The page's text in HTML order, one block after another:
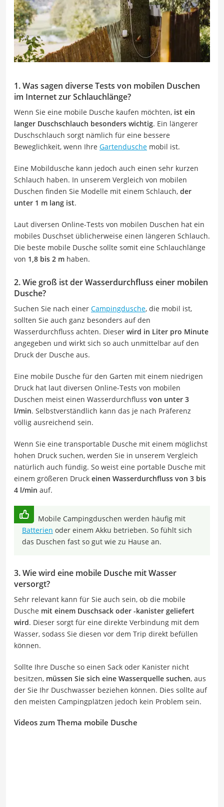
1. Was sagen diverse Tests von mobilen Duschen
im Internet zur Schlauchlänge?
Wenn Sie eine mobile Dusche kaufen möchten, ist ein
langer Duschschlauch besonders wichtig. Ein längerer
Duschschlauch sorgt nämlich für eine bessere
Beweglichkeit, wenn Ihre Gartendusche mobil ist.
Eine Mobildusche kann jedoch auch einen sehr kurzen
Schlauch haben. In unserem Vergleich von mobilen
Duschen finden Sie Modelle mit einem Schlauch, der
unter 1 m lang ist.
Laut diversen Online-Tests von mobilen Duschen hat ein
mobiles Duschset üblicherweise einen längeren Schlauch.
Die beste mobile Dusche sollte somit eine Schlauchlänge
von 1,8 bis 2 m haben.
2. Wie groß ist der Wasserdurchfluss einer mobilen
Dusche?
Suchen Sie nach einer Campingdusche, die mobil ist,
sollten Sie auch ganz besonders auf den
Wasserdurchfluss achten. Dieser wird in Liter pro Minute
angegeben und wirkt sich so auch unmittelbar auf den
Druck der Dusche aus.
Eine mobile Dusche für den Garten mit einem niedrigen
Druck hat laut diversen Online-Tests von mobilen
Duschen meist einen Wasserdurchfluss von unter 3
l/min. Selbstverständlich kann das je nach Präferenz
völlig ausreichend sein.
Wenn Sie eine transportable Dusche mit einem möglichst
hohen Druck suchen, werden Sie in unserem Vergleich
natürlich auch fündig. So weist eine portable Dusche mit
einem größeren Druck einen Wasserdurchfluss von 3 bis
4 l/min auf.
Mobile Campingduschen werden häufig mit
Batterien oder einem Akku betrieben. So fühlt sich
das Duschen fast so gut wie zu Hause an.
3. Wie wird eine mobile Dusche mit Wasser
versorgt?
Sehr relevant kann für Sie auch sein, ob die mobile
Dusche mit einem Duschsack oder -kanister geliefert
wird. Dieser sorgt für eine direkte Verbindung mit dem
Wasser, sodass Sie diesen vor dem Trip direkt befüllen
können.
Sollte Ihre Dusche so einen Sack oder Kanister nicht
besitzen, müssen Sie sich eine Wasserquelle suchen, aus
der Sie Ihr Duschwasser beziehen können. Dies sollte auf
den meisten Campingplätzen jedoch kein Problem sein.
Videos zum Thema mobile Dusche